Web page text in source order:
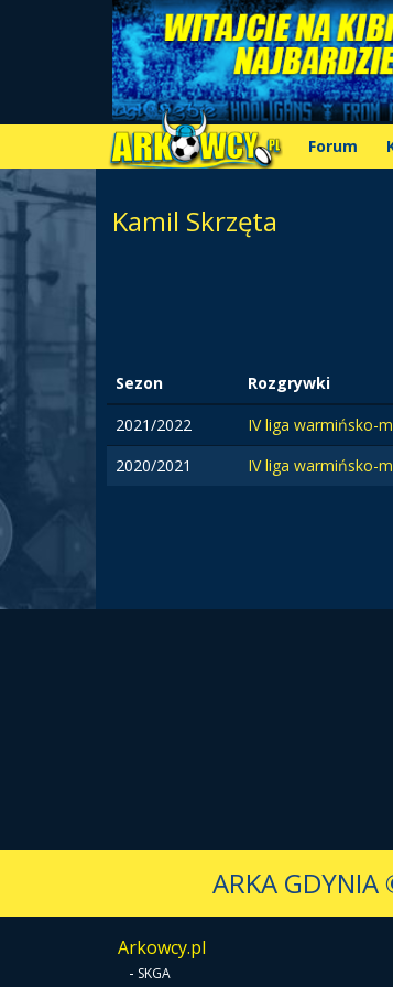
Forum
Kamil Skrzęta
Sezon Rozgrywki
2021/2022
IV liga warmińsko-
2020/2021
IV liga warmińsko-
ARKA GDYNIA
Arkowcy.pl
- SKGA